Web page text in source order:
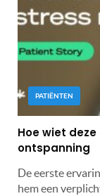
PATIËNTEN
Hoe wiet
ontspanning
De eerste
hem een